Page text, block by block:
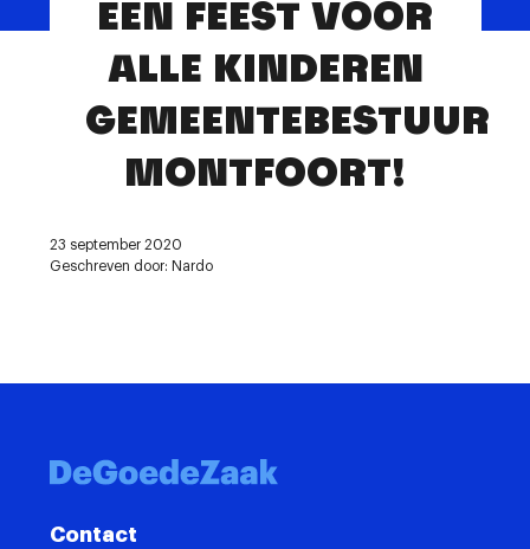
ContactEEN FEEST VOOR
ALLE KINDEREN
GEMEENTEBESTUUR
MONTFOORT!
23 september 2020
Geschreven door: Nardo
Contact